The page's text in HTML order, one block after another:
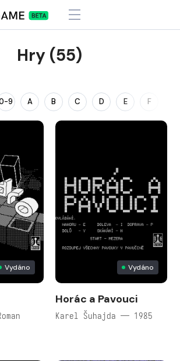
Hry (55)
9 A B C D E F
Vydáno Vydáno
Horác a Pavouci
Karel Šuhajda — 1985